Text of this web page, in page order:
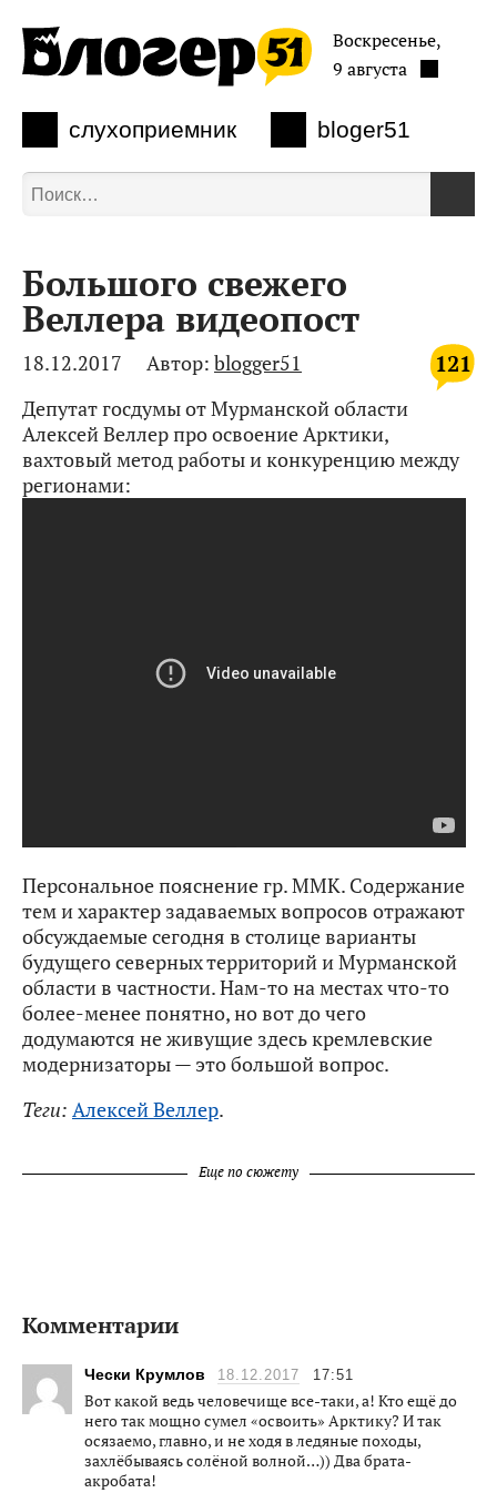
слухоприемник bloger51
Воскресенье,
9 августа
Большого свежего
Веллера видеопост
121
18.12.2017 Автор: blogger51
Депутат госдумы от Мурманской области
Алексей Веллер про освоение Арктики,
вахтовый метод работы и конкуренцию между
регионами:
Персональное пояснение гр. ММК. Содержание
тем и характер задаваемых вопросов отражают
обсуждаемые сегодня в столице варианты
будущего северных территорий и Мурманской
области в частности. Нам-то на местах что-то
более-менее понятно, но вот до чего
додумаются не живущие здесь кремлевские
модернизаторы — это большой вопрос.
Теги: Алексей Веллер.
Еще по сюжету
Комментарии
Чески Крумлов 18.12.2017 17:51
Вот какой ведь человечище все-таки, а! Кто ещё до
него так мощно сумел «освоить» Арктику? И так
осязаемо, главно, и не ходя в ледяные походы,
захлёбываясь солёной волной…)) Два брата-
акробата!